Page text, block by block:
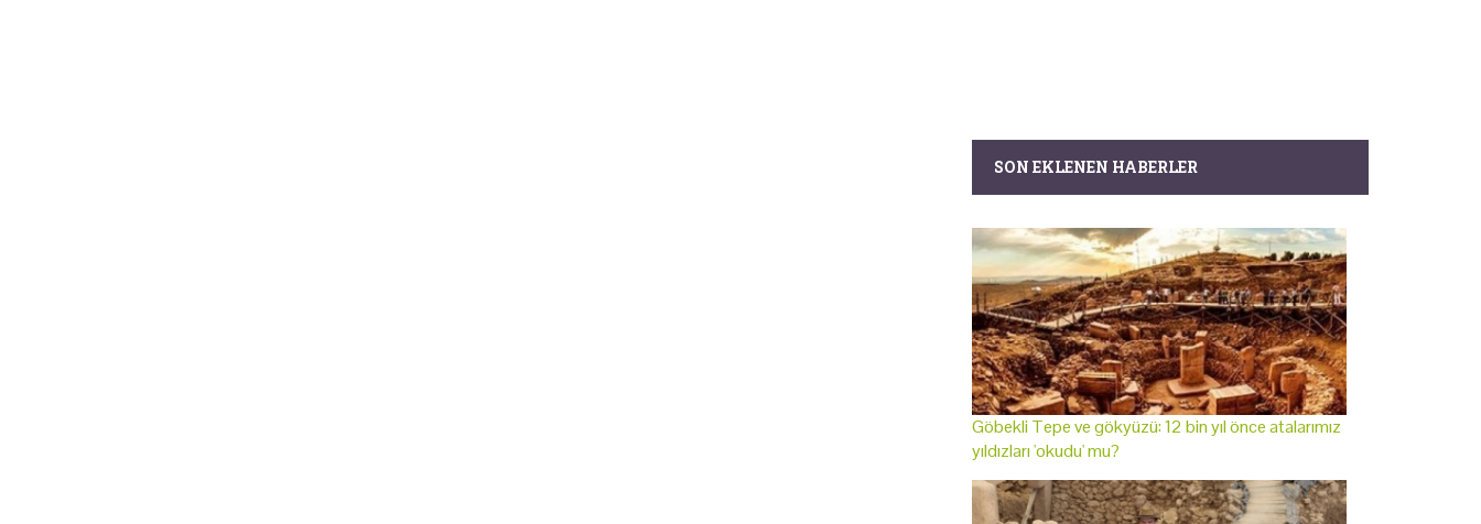
SON EKLENEN HABERLER
Göbekli Tepe ve gökyüzü: 12 bin yıl önce atalarımız
yıldızları 'okudu' mu?